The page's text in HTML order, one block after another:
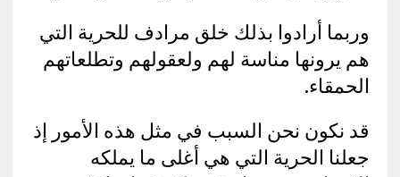
وربما أرادوا بذلك خلق مرادف للحرية التي
هم يرونها مناسة لهم ولعقولهم وتطلعاتهم
الحمقاء.
قد نكون نحن السبب في مثل هذه الأمور إذ
جعلنا الحرية التي هي أغلى ما يملكه